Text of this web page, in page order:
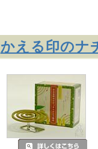
かえる印の